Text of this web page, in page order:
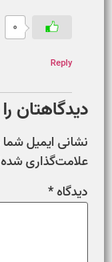
0
Reply
دیدگاهتان
نشانی ایمیل
علامت‌گذاری
دیدگاه*